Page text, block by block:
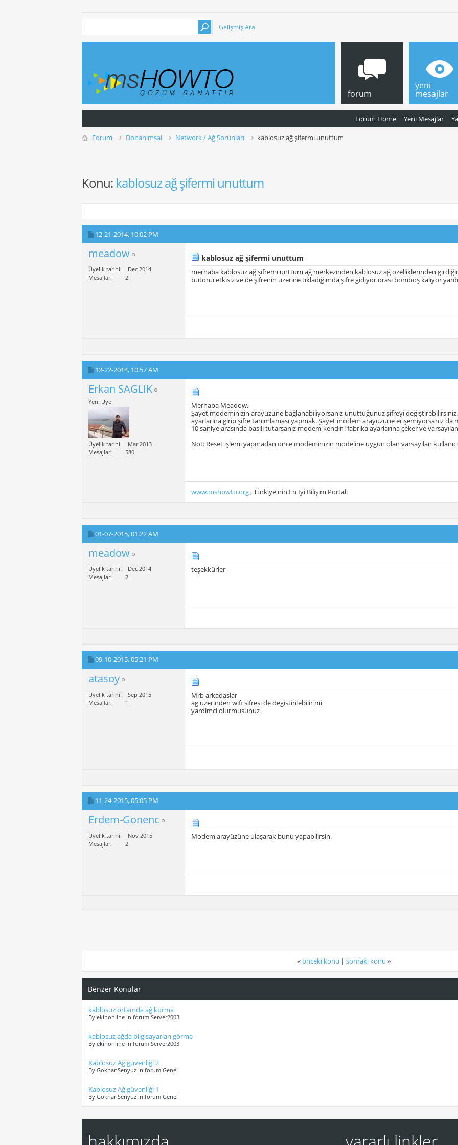
Gelişmiş Ara
forum
Forum Home Yeni Mesajlar
yeni
mesajlar
Forum Donanımsal Network / Ağ Sorunları kablosuz ağ şifermi unuttum
Konu: kablosuz ağ şifermi unuttum
12-21-2014, 10:02 PM
meadow
Üyelik tarihi
Dec 2014
Mesajlar
2
kablosuz ağ şifermi unuttum
merhaba kablosuz ağ şifremi unttum ağ merkezinden kablosuz ağ özelliklerinden
butonu etkisiz ve de şifrenin üzerine tıkladığımda şifre gidiyor orası bomboş kalıyor
12-22-2014, 10:57 AM
Erkan SAGLIK
Yeni Üye
Üyelik tarihi
Mar 2013
Mesajlar
580
Merhaba Meadow,
Şayet modeminizin arayüzüne bağlanabiliyorsanız unuttuğunuz şifreyi
ayarlarına girip şifre tanımlaması yapmak. Şayet modem arayüzüne erişemiyorsanız
10 saniye arasında basılı tutarsanız modem kendini fabrika ayarlarına çeker ve
Not: Reset işlemi yapmadan önce modeminizin modeline uygun olan varsayılan kullanıcı
www.mshowto.org, Türkiye'nin En İyi Bilişim Portalı
01-07-2015,01:22 AM
meadow
Üyelik tarihi
Dec 2014
Mesajlar
2
teşekkürler
09-10-2015,05:21 PM
atasoy
Üyelik tarihi
Sep 2015
Mesajlar
1
Mrb arkadaslar
ag uzerinden wifi sifresi de degistirilebilir mi
yardimci olurmusunuz
11-24-2015,05:05 PM
Erdem-Gonenc
Üyelik tarihi
Nov 2015
Mesajlar
2
Modem arayüzüne ulaşarak bunu yapabilirsin.
«önceki konu | sonraki konu »
Benzer Konular
kablosuz ortamda ağ kurma
By ekinonline in forum Server2003
kablosuz ağda bilgisayarları görme
By ekinonline in forum Server2003
Kablosuz Ağ güvenliği 2
By GokhanSenyuz in forum Genel
Kablosuz Ağ güvenliği 1
By GokhanSenyuz in forum Genel